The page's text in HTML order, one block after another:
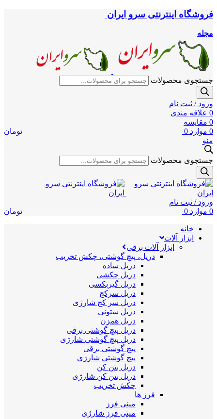
فروشگاه اینترنتی سرو ایران
مجله
جستجوی محصولات
ورود / ثبت نام
0 علاقه مندی
0 مقایسه
0 موارد 0
تومان
منو
جستجوی محصولات
ورود / ثبت نام
0 موارد 0 تومان
خانه
ابزار آلات
ابزار آلات برقی
دریل، پیچ گوشتی، چکش تخریب
دریل ساده
دریل چکشی
دریل گیربکسی
دریل سرکج
دریل سر کج شارژی
دریل ستونی
دریل همزن
دریل پیچ گوشتی برقی
دریل پیچ گوشتی شارژی
پیچ گوشتی برقی
پیچ گوشتی شارژی
دریل بتن کن
دریل بتن کن شارژی
چکش تخریب
فرز ها
مینی فرز
مینی فرز شارژی